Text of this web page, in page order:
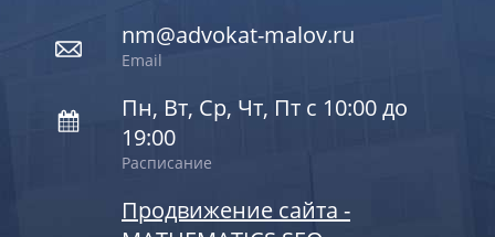
nm@advokat-malov.ru
Email
Пн, Вт, Ср, Чт, Пт с 10:00 до
19:00
Расписание
Продвижение сайта -